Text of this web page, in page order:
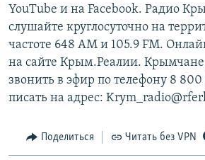
YouTube и на Facebook. Радио
слушайте круглосуточно на
частоте 648 АМ и 105.9 FМ.
на сайте Крым.Реалии. Крымчане
звонить в эфир по телефону 8
писать на адрес:
Поделиться Читать без VPN